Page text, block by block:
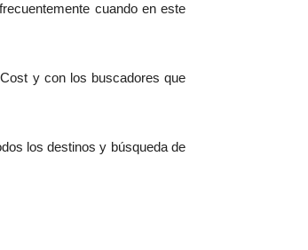
cuando en este
y con los buscadores que
los destinos y búsqueda de